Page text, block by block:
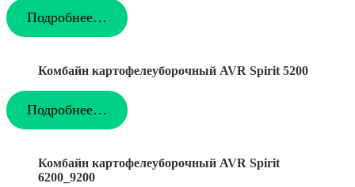
Подробнее…
Комбайн картофелеуборочный AVR Spirit 5200
Подробнее…
Комбайн картофелеуборочный AVR Spirit
6200_9200